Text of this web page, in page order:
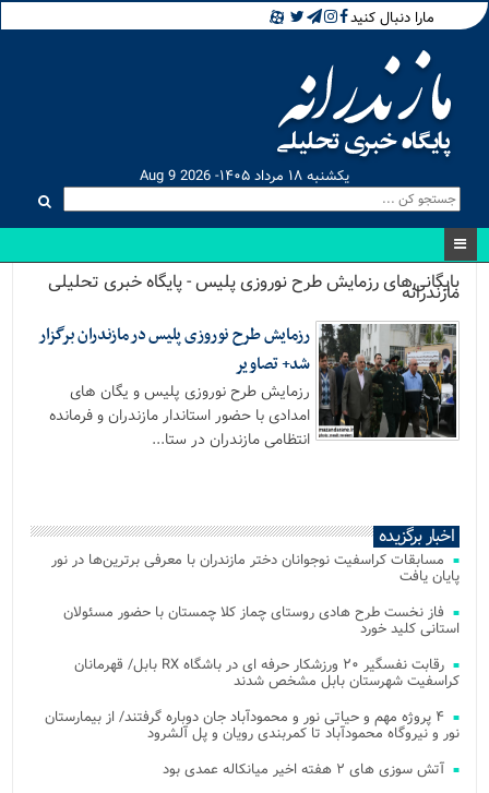
مارا دنبال کنید
یکشنبه ۱۸ مرداد ۱۴۰۵- Aug 9 2026
بایگانی‌های رزمایش طرح نوروزی پلیس - پایگاه خبری تحلیلی
مازندرانه
رزمایش طرح نوروزی پلیس در مازندران برگزار
شد+ تصاویر
رزمایش طرح نوروزی پلیس و یگان های
امدادی با حضور استاندار مازندران و فرمانده
انتظامی مازندران در ستا...
اخبار برگزیده
مسابقات کراسفیت نوجوانان دختر مازندران با معرفی برترین‌ها در نور
پایان یافت
فاز نخست طرح هادی روستای چماز کلا چمستان با حضور مسئولان
استانی کلید خورد
رقابت نفسگیر ۲۰ ورزشکار حرفه ای در باشگاه RX بابل/ قهرمانان
کراسفیت شهرستان بابل مشخص شدند
۴ پروژه مهم و حیاتی نور و محمودآباد جان دوباره گرفتند/ از بیمارستان
نور و نیروگاه محمودآباد تا کمربندی رویان و پل آلشرود
آتش‌ سوزی‌ های ۲ هفته اخیر میانکاله عمدی بود